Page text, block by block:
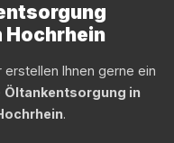
Hochrhein
erstellen Ihnen gerne ein
Öltankentsorgung in
.